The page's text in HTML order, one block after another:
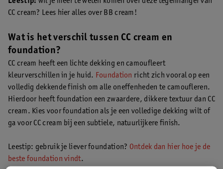
CC cream? Lees hier alles over BB cream!
Wat is het verschil tussen CC cream en
foundation?
CC cream heeft een lichte dekking en camoufleert
kleurverschillen in je huid. Foundation richt zich vooral op een
volledig dekkende finish om alle oneffenheden te camoufleren.
Hierdoor heeft foundation een zwaardere, dikkere textuur dan CC
cream. Kies voor foundation als je een volledige dekking wilt of
ga voor CC cream bij een subtiele, natuurlijkere finish.
Leestip: gebruik je liever foundation? Ontdek dan hier hoe je de
beste foundation vindt.